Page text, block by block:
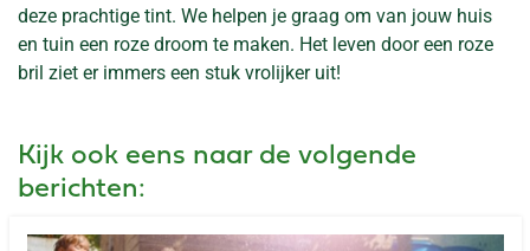
deze prachtige tint. We helpen je graag om van jouw huis
en tuin een roze droom te maken. Het leven door een roze
bril ziet er immers een stuk vrolijker uit!
Kijk ook eens naar de volgende
berichten: